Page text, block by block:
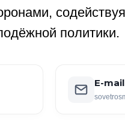
политики.
E-mail